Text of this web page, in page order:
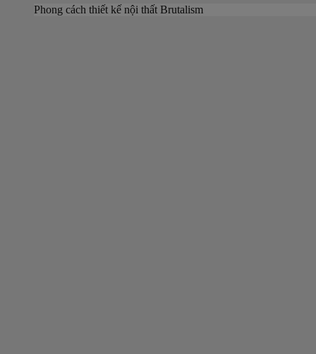
Phong cách thiết kế nội thất Brutalism